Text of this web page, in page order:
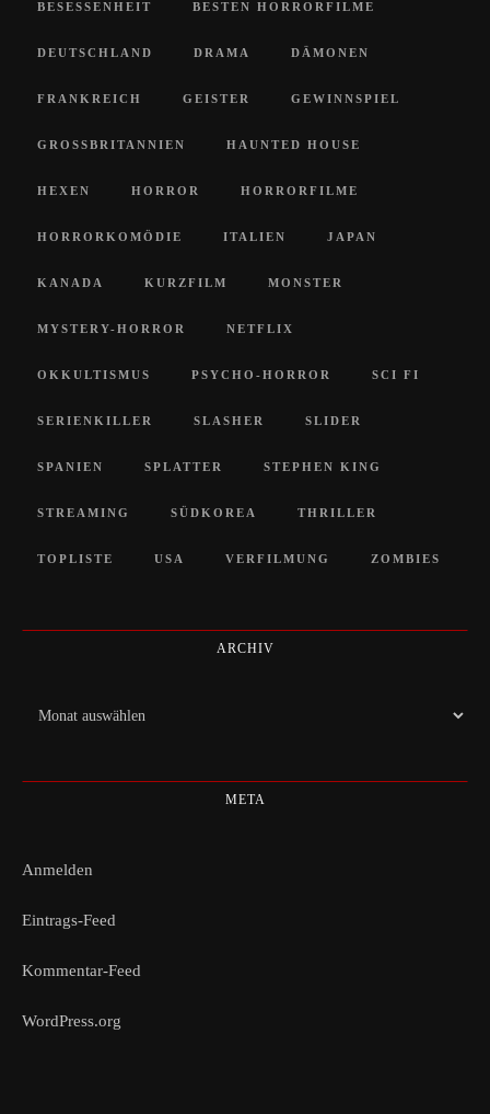
BESESSENHEIT BESTEN HORRORFILME
DEUTSCHLAND DRAMA DÄMONEN
FRANKREICH GEISTER GEWINNSPIEL
GROSSBRITANNIEN HAUNTED HOUSE
HEXEN HORROR HORRORFILME
HORRORKOMÖDIE ITALIEN JAPAN
KANADA KURZFILM MONSTER
MYSTERY-HORROR NETFLIX
OKKULTISMUS PSYCHO-HORROR SCI FI
SERIENKILLER SLASHER SLIDER
SPANIEN SPLATTER STEPHEN KING
STREAMING SÜDKOREA THRILLER
TOPLISTE USA VERFILMUNG ZOMBIES
ARCHIV
Archiv
META
Anmelden
Eintrags-Feed
Kommentar-Feed
WordPress.org